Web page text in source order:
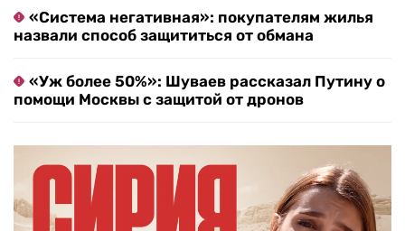
«Система негативная»: покупателям жилья
назвали способ защититься от обмана
«Уж более 50%»: Шуваев рассказал Путину о
помощи Москвы с защитой от дронов